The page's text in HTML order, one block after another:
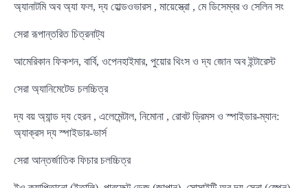
অ্যানাটমি অব অ্যা ফল, দ্য হোল্ডওভারস , মায়েস্ত্রো , মে ডিসেম্বর ও সেলিন সং
সেরা রূপান্তরিত চিত্রনাট্য
আমেরিকান ফিকশন, বার্বি, ওপেনহাইমার, পুয়োর থিংস ও দ্য জোন অব ইন্টারেস্ট
সেরা অ্যানিমেটেড চলচ্চিত্র
দ্য বয় অ্যান্ড দ্য হেরন , এলেমেন্টাল, নিমোনা , রোবট ড্রিমস ও স্পাইডার-ম্যান:
অ্যাক্রস দ্য স্পাইডার-ভার্স
সেরা আন্তর্জাতিক ফিচার চলচ্চিত্র